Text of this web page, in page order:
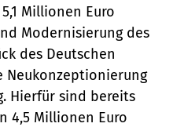
Millionen Euro
Modernisierung des
des Deutschen
Neukonzeptionierung
Hierfür sind bereits
4,5 Millionen Euro